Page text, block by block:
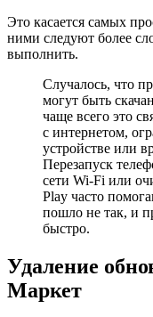
Это касается самых
ними следуют более
выполнить.
Случалось, что
могут быть
чаще всего это
с интернетом,
устройстве или
Перезапуск
сети Wi-Fi или
Play часто
пошло не так, и
быстро.
Удаление
Маркет